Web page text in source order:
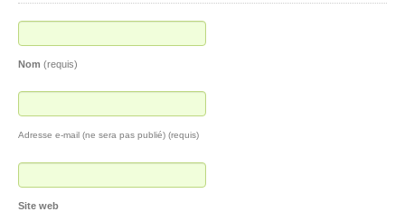
Nom (requis)
Adresse e-mail (ne sera pas publié) (requis)
Site web